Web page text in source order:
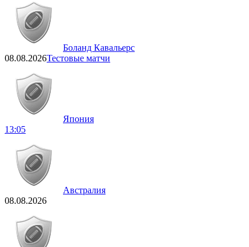
Боланд Кавальерс
08.08.2026Тестовые матчи
Япония
13:05
Австралия
08.08.2026